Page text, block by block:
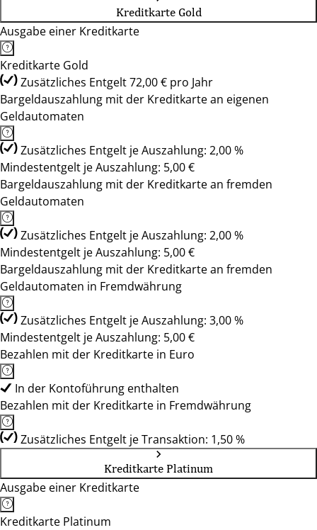
Kreditkarte Gold
Ausgabe einer Kreditkarte
Kreditkarte Gold
Zusätzliches Entgelt 72,00 € pro Jahr
Bargeldauszahlung mit der Kreditkarte an eigenen
Geldautomaten
Zusätzliches Entgelt je Auszahlung: 2,00 %
Mindestentgelt je Auszahlung: 5,00 €
Bargeldauszahlung mit der Kreditkarte an fremden
Geldautomaten
Zusätzliches Entgelt je Auszahlung: 2,00 %
Mindestentgelt je Auszahlung: 5,00 €
Bargeldauszahlung mit der Kreditkarte an fremden
Geldautomaten in Fremdwährung
Zusätzliches Entgelt je Auszahlung: 3,00 %
Mindestentgelt je Auszahlung: 5,00 €
Bezahlen mit der Kreditkarte in Euro
In der Kontoführung enthalten
Bezahlen mit der Kreditkarte in Fremdwährung
Zusätzliches Entgelt je Transaktion: 1,50 %
Kreditkarte Platinum
Ausgabe einer Kreditkarte
Kreditkarte Platinum